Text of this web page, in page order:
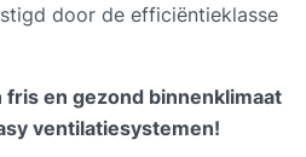
door de efficiëntieklasse
fris en gezond binnenklimaat
ventilatiesystemen!